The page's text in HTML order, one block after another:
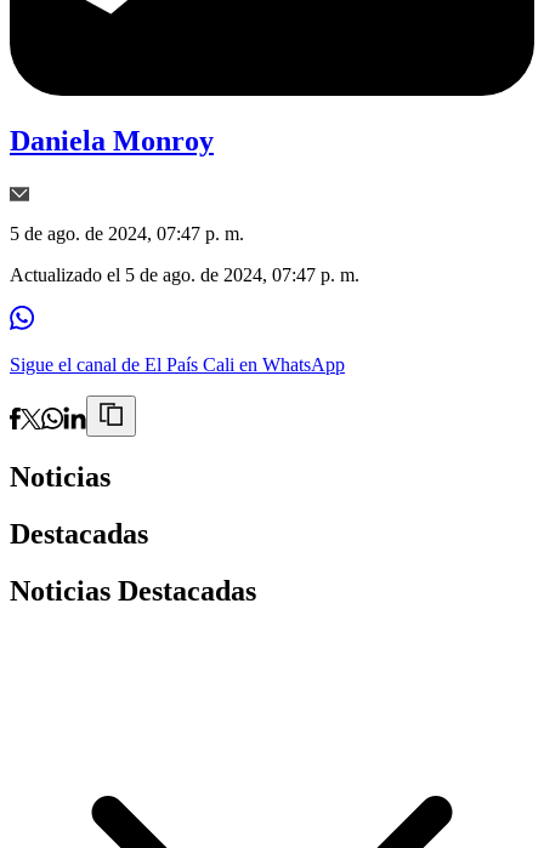
Daniela Monroy
5 de ago. de 2024, 07:47 p. m.
Actualizado el 5 de ago. de 2024, 07:47 p. m.
Sigue el canal de El País Cali en WhatsApp
Noticias
Destacadas
Noticias Destacadas